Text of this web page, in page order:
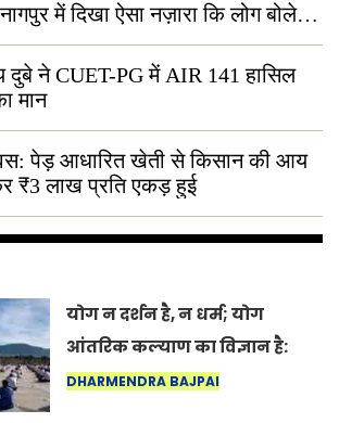
में दिखा ऐसा नज़ारा कि लोग बोले,
ही कर सकते हैं”
ने CUET-PG में AIR 141 हासिल
मान
पेड़ आधारित खेती से किसान की आय
₹3 लाख प्रति एकड़ हुई
योग न दर्शन है, न धर्म; योग
आंतरिक कल्याण का विज्ञान है:
अंतरराष्ट्रीय योग दिवस 2026 पर
DHARMENDRA BAJPAI